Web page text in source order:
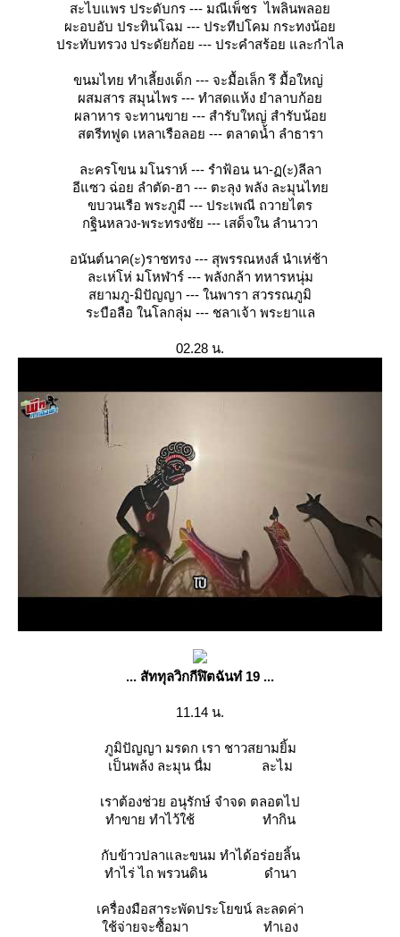
สะไบแพร ประดับกร --- มณีเพ็ชร ไพลินพลอ
ผะอบอับ ประทินโฉม --- ประทีปโคม กระทงน้อ
ประทับทรวง ประดัยก้อย --- ประคำสร้อย และกำไล
ขนมไทย ทำเลี้ยงเด็ก --- จะมื้อเล็ก รึ มื้อใหญ่
ผสมสาร สมุนไพร --- ทำสดแห้ง ยำลาบก้อ
ผลาหาร จะทานขาย --- สำรับใหญ่ สำรับน้อ
สตรีทฟูด เหลาเรือลอย --- ตลาดน้ำ ลำธารา
ละครโขน มโนราห์ --- รำฟ้อน นา-ฏ(ะ)ลีลา
อีแซว ฉ่อย ลำตัด-ฮา --- ตะลุง พลัง ละมุนไท
ขบวนเรือ พระภูมี --- ประเพณี ถวายไตร
กฐินหลวง-พระทรงชัย --- เสด็จใน ลำนาวา
อนันต์นาค(ะ)ราชทรง --- สุพรรณหงส์ นำเห่ช้า
ละเห่โห่ มโหฬาร์ --- พลังกล้า ทหารหนุ่ม
สยามภู-มิปัญญา --- ในพารา สวรรณภูมิ
ระบือลือ ในโลกลุ่ม --- ชลาเจ้า พระยาแล
02.28 น.
... สัททุลวิกกีฬิตฉันท๋ 19 ...
11.14 น.
ภูมิปัญญา มรดก เรา ชาวสยามยิ้ม
เป็นพล้ง ละมุน นื่ม ละไม
เราต้องช่วย อนุรักษ์ จำจด ตลอตไป
ทำขาย ทำไว้ใช้ ทำกิน
กับข้าวปลาและขนม ทำได้อร่อยลิ้น
ทำไร่ ไถ พรวนดิน ดำนา
เครื่องมือสาระพัดประโยขน์ ละลดค่า
ช้จ่ายจะซื้อมา ทำเอง